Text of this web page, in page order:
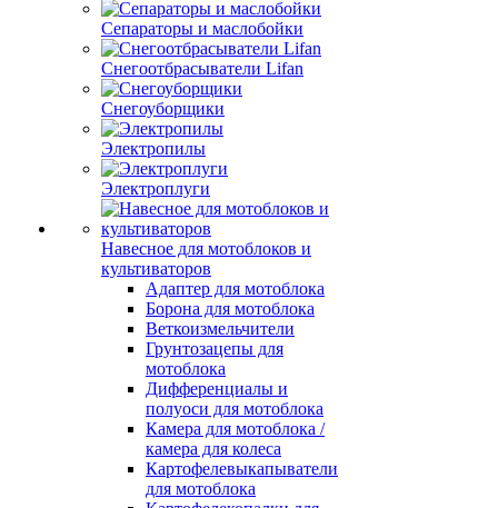
Сепараторы и маслобойки
Снегоотбрасыватели Lifan
Снегоуборщики
Электропилы
Электроплуги
Навесное для мотоблоков и
культиваторов
Адаптер для мотоблока
Борона для мотоблока
Веткоизмельчители
Грунтозацепы для
мотоблока
Дифференциалы и
полуоси для мотоблока
Камера для мотоблока /
камера для колеса
Картофелевыкапыватели
для мотоблока